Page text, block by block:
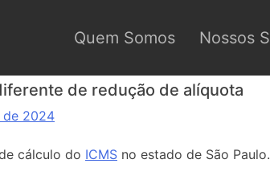
Quem Somos Nossos
de redução de alíquota
de 2024
cálculo do ICMS no estado de São Paulo.